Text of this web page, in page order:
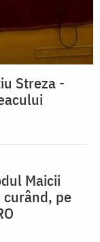
Streza -
Maicii
pe